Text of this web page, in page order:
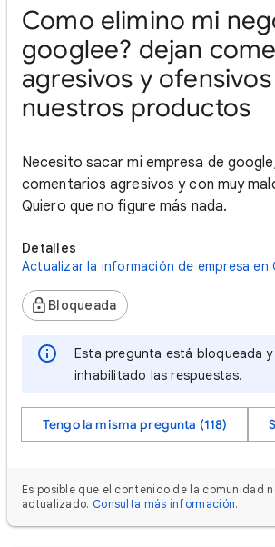
Como elimino mi
googlee? dejan
agresivos y
nuestros productos
Necesito sacar mi empresa de
comentarios agresivos y con muy
Quiero que no figure más nada.
Detalles
Actualizar la información de empresa en
Bloqueada
Esta pregunta está bloqueada y
inhabilitado las respuestas.
Tengo la misma pregunta (118)
Es posible que el contenido de la comunidad
actualizado. Consulta más información.